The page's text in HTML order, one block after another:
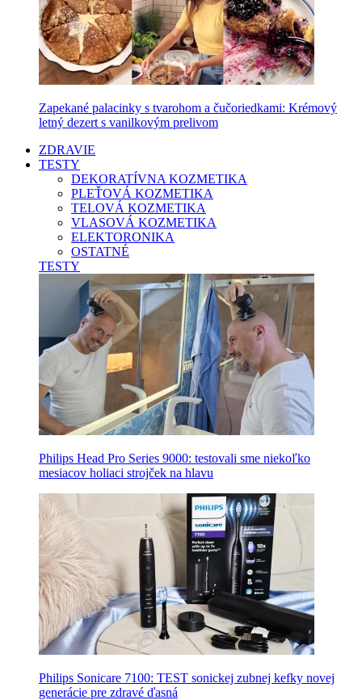
Zapekané palacinky s tvarohom a čučoriedkami: Krémový
letný dezert s vanilkovým prelivom
ZDRAVIE
TESTY
DEKORATÍVNA KOZMETIKA
PLEŤOVÁ KOZMETIKA
TELOVÁ KOZMETIKA
VLASOVÁ KOZMETIKA
ELEKTORONIKA
OSTATNÉ
TESTY
Philips Head Pro Series 9000: testovali sme niekoľko
mesiacov holiaci strojček na hlavu
Philips Sonicare 7100: TEST sonickej zubnej kefky novej
generácie pre zdravé ďasná